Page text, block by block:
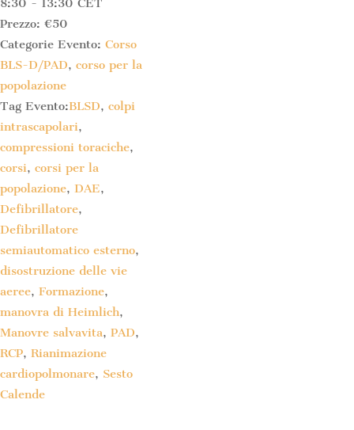
8:30 - 13:30 CET
Prezzo: €50
Categorie Evento: Corso
BLS-D/PAD, corso per la
popolazione
Tag Evento:BLSD, colpi
intrascapolari,
compressioni toraciche,
corsi, corsi per la
popolazione, DAE,
Defibrillatore,
Defibrillatore
semiautomatico esterno,
disostruzione delle vie
aeree, Formazione,
manovra di Heimlich,
Manovre salvavita, PAD,
RCP, Rianimazione
cardiopolmonare, Sesto
Calende